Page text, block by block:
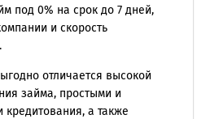
под 0% на срок до 7 дней,
и скорость
отличается высокой
займа, простыми и
а также